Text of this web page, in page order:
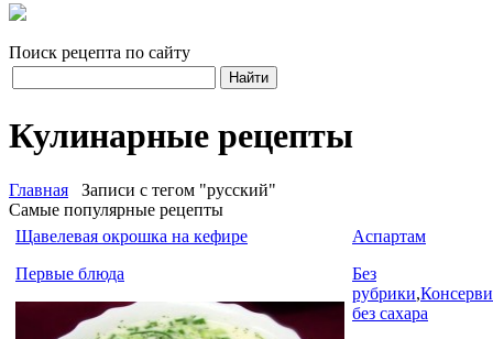
Поиск рецепта по сайту
Кулинарные рецепты
Главная
Записи с тегом "русский"
Самые популярные рецепты
Щавелевая окрошка на кефире
Первые блюда
Аспартам
Без
рубрики,
без сахара